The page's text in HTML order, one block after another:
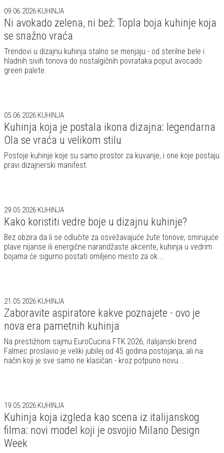
09.06.2026 KUHINJA
Ni avokado zelena, ni bež: Topla boja kuhinje koja
se snažno vraća
Trendovi u dizajnu kuhinja stalno se menjaju - od sterilne bele i
hladnih sivih tonova do nostalgičnih povrataka poput avocado
green palete.
05.06.2026 KUHINJA
Kuhinja koja je postala ikona dizajna: legendarna
Ola se vraća u velikom stilu
Postoje kuhinje koje su samo prostor za kuvanje, i one koje postaju
pravi dizajnerski manifest.
29.05.2026 KUHINJA
Kako koristiti vedre boje u dizajnu kuhinje?
Bez obzira da li se odlučite za osvežavajuće žute tonove, smirujuće
plave nijanse ili energične narandžaste akcente, kuhinja u vedrim
bojama će sigurno postati omiljeno mesto za ok...
21.05.2026 KUHINJA
Zaboravite aspiratore kakve poznajete - ovo je
nova era pametnih kuhinja
Na prestižnom sajmu EuroCucina FTK 2026, italijanski brend
Falmec proslavio je veliki jubilej od 45 godina postojanja, ali na
način koji je sve samo ne klasičan - kroz potpuno novu...
19.05.2026 KUHINJA
Kuhinja koja izgleda kao scena iz italijanskog
filma: novi model koji je osvojio Milano Design
Week